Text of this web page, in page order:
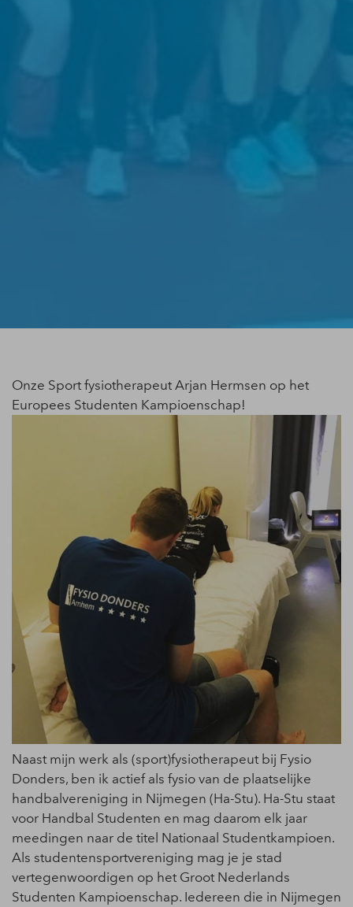
Onze Sport fysiotherapeut Arjan Hermsen op het
Europees Studenten Kampioenschap!
Naast mijn werk als (sport)fysiotherapeut bij Fysio
Donders, ben ik actief als fysio van de plaatselijke
handbalvereniging in Nijmegen (Ha-Stu). Ha-Stu staat
voor Handbal Studenten en mag daarom elk jaar
meedingen naar de titel Nationaal Studentkampioen.
Als studentensportvereniging mag je je stad
vertegenwoordigen op het Groot Nederlands
Studenten Kampioenschap. Iedereen die in Nijmegen